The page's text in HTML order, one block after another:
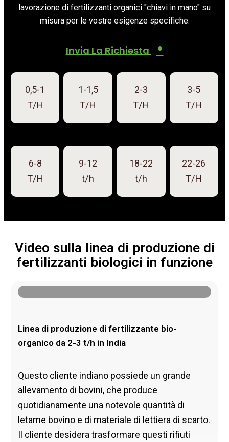
lavorazione di fertilizzanti organici "chiavi in mano" su
misura per le vostre esigenze specifiche.
Invia La Richiesta •
0,5-1
T/H
1-1,5
T/H
2-3
T/H
3-5
T/H
6-8
T/H
9-12
t/h
18-22
t/h
22-26
T/H
Video sulla linea di produzione di
fertilizzanti biologici in funzione
Linea di produzione di fertilizzante bio-
organico da 2-3 t/h in India
Questo cliente indiano possiede un grande
allevamento di bovini, che produce
quotidianamente una notevole quantità di
letame bovino e di materiale di lettiera di scarto.
Il cliente desidera trasformare questi rifiuti